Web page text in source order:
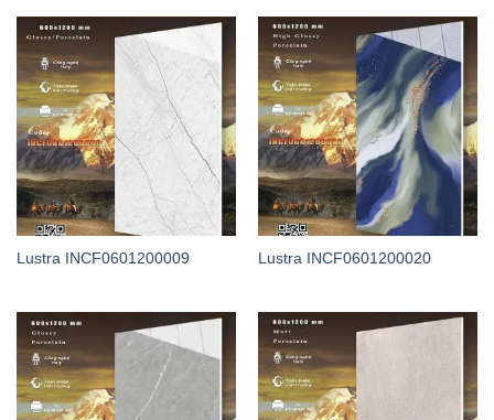
Lustra INCF0601200009 Lustra INCF0601200020